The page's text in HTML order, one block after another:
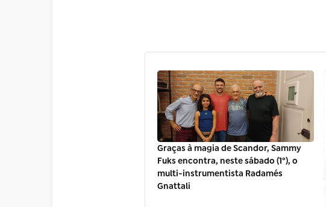
Graças à magia de Scandor, Sammy
Fuks encontra, neste sábado (1º), o
multi-instrumentista Radamés
Gnattali